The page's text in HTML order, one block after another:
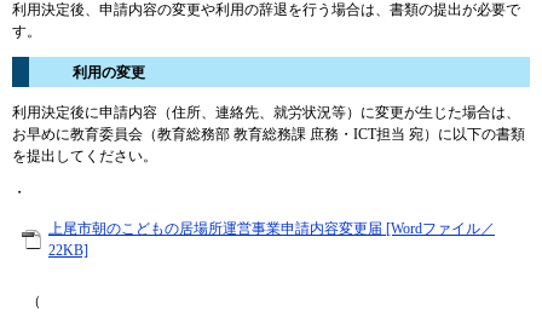
利用決定後、申請内容の変更や利用の辞退を行う場合は、書類の提出が必要で
す。
利用の変更
利用決定後に申請内容（住所、連絡先、就労状況等）に変更が生じた場合は、
お早めに教育委員会（教育総務部 教育総務課 庶務・ICT担当 宛）に以下の書類
を提出してください。
・
上尾市朝のこどもの居場所運営事業申請内容変更届 [Wordファイル／
22KB]
（